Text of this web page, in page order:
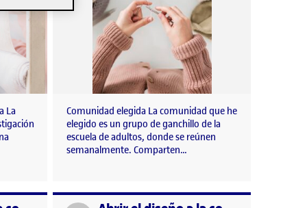
La
Comunidad elegida La comunidad que he
elegido es un grupo de ganchillo de la
escuela de adultos, donde se reúnen
semanalmente. Comparten…